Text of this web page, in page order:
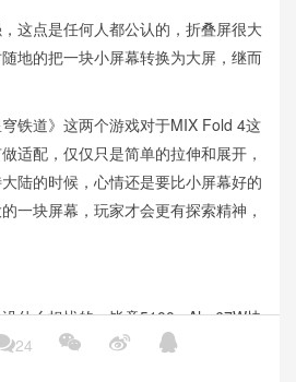
这点是任何人都公认的，折叠屏很大
地的把一块小屏幕转换为大屏，继而
铁道》这两个游戏对于MIX Fold 4这
适配，仅仅只是简单的拉伸和展开，
陆的时候，心情还是要比小屏幕好的
一块屏幕，玩家才会更有探索精神，
什么担忧的，毕竟5100mAh+67W快
钟也足够了吧，可事实是远超了40分
24   